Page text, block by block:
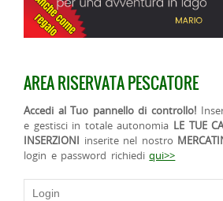
AREA RISERVATA PESCATORE
Accedi al Tuo pannello di controllo!
e gestisci in totale autonomia LE TUE
INSERZIONI inserite nel nostro
login e password richiediqui>>